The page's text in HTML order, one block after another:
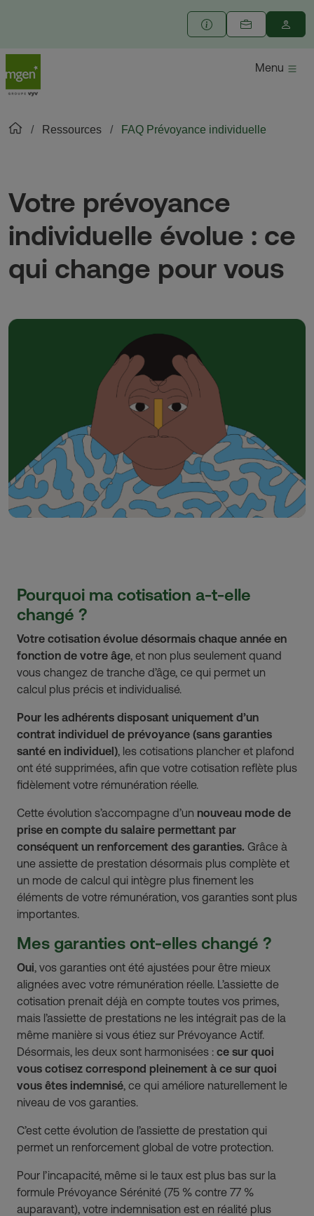
Menu
Ressources FAQ Prévoyance individuelle
Votre prévoyance
individuelle évolue : ce
qui change pour vous
Pourquoi ma cotisation a-t-elle
changé ?
Votre cotisation évolue désormais chaque année en
fonction de votre âge, et non plus seulement quand
vous changez de tranche d’âge, ce qui permet un
calcul plus précis et individualisé.
Pour les adhérents disposant uniquement d’un
contrat individuel de prévoyance (sans garanties
santé en individuel), les cotisations plancher et plafond
ont été supprimées, afin que votre cotisation reflète plus
fidèlement votre rémunération réelle.
Cette évolution s’accompagne d’un nouveau mode de
prise en compte du salaire permettant par
conséquent un renforcement des garanties. Grâce à
une assiette de prestation désormais plus complète et
un mode de calcul qui intègre plus finement les
éléments de votre rémunération, vos garanties sont plus
importantes.
Mes garanties ont-elles changé ?
Oui, vos garanties ont été ajustées pour être mieux
alignées avec votre rémunération réelle. L’assiette de
cotisation prenait déjà en compte toutes vos primes,
mais l’assiette de prestations ne les intégrait pas de la
même manière si vous étiez sur Prévoyance Actif.
Désormais, les deux sont harmonisées : ce sur quoi
vous cotisez correspond pleinement à ce sur quoi
vous êtes indemnisé, ce qui améliore naturellement le
niveau de vos garanties.
C’est cette évolution de l’assiette de prestation qui
permet un renforcement global de votre protection.
Pour l’incapacité, même si le taux est plus bas sur la
formule Prévoyance Sérénité (75 % contre 77 %
auparavant), votre indemnisation est en réalité plus